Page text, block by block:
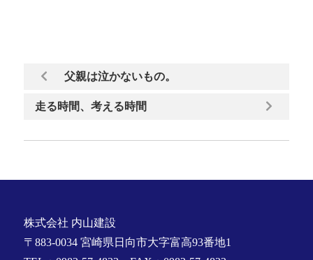
父親は泣かないもの。
走る時間、考える時間
株式会社 内山建設
〒883-0034 宮崎県日向市大字富高93番地1